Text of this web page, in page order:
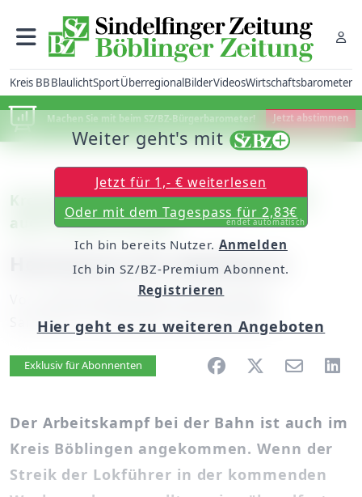
Kreis BBBlaulichtSportÜberregionalBilderVideosWirtschaftsbarometer
Machen Sie mit beim SZ/BZ-Bürgerbarometer! Jetzt abstimmen
Kreis Böblingen: Lokführer-Streik trifft
auch Firmen im Kreis
Hochsaison für Spediteure
unserem Mitarbeiter Konrad Buck
Samstag, 10. November 2007, 00:00 Uhr
Artikel vorlesen
Exklusiv für Abonnenten
Der Arbeitskampf bei der Bahn ist auch im
Kreis Böblingen angekommen. Wenn der
Streik der Lokführer in der kommenden
Weiter geht's mit
Jetzt für 1,- € weiterlesen
Oder mit dem Tagespass für 2,83€
endet automatisch
Ich bin bereits Nutzer. Anmelden
Ich bin SZ/BZ-Premium Abonnent.
Registrieren
Hier geht es zu weiteren Angeboten